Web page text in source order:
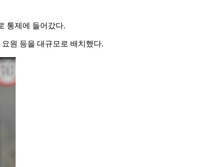
통제에 들어갔다.
원 등을 대규모로 배치했다.